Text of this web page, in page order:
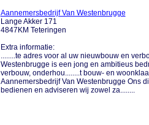
Aannemersbedrijf Van Westenbrugge
Lange Akker 171
4847KM Teteringen
Extra informatie:
........te adres voor al uw nieuwbouw en
Westenbrugge is een jong en ambitieus
verbouw, onderhou........t bouw- en
Aannemersbedrijf Van Westenbrugge Ons
bedienen en adviseren wij zowel za........